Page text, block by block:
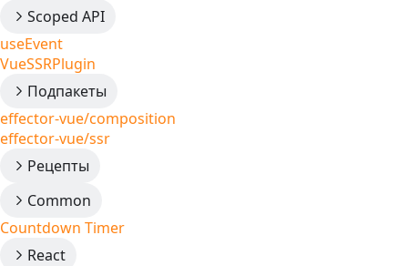
Scoped API
useEvent
VueSSRPlugin
Подпакеты
effector-vue/composition
effector-vue/ssr
Рецепты
Common
Countdown Timer
React